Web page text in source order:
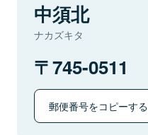
中須北
ナカズキタ
745-0511
郵便番号をコピーする